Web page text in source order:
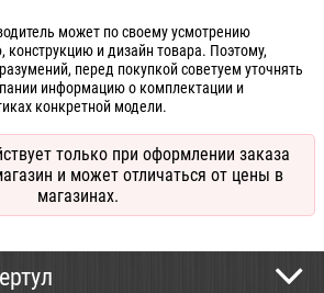
может по своему усмотрению
и дизайн товара. Поэтому,
перед покупкой советуем уточнять
информацию о комплектации и
конкретной модели.
только при оформлении заказа
и может отличаться от цены в
магазинах.